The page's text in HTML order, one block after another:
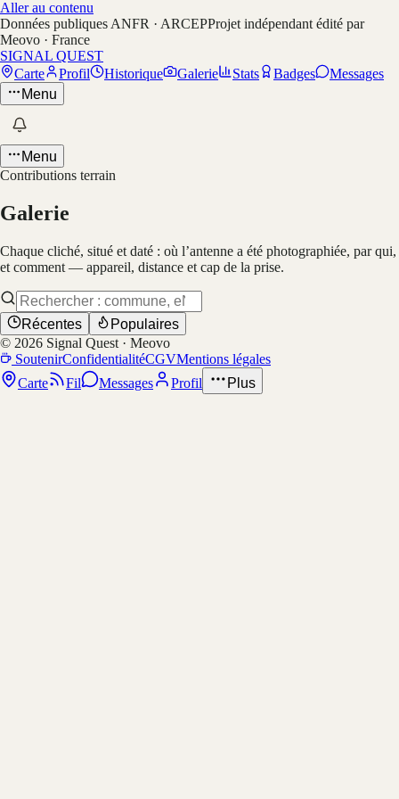
Aller au contenu
Données publiques ANFR · ARCEPProjet indépendant édité par
Meovo · France
SIGNAL QUEST
Carte
Profil Historique Galerie Stats Badges
Messages
Menu
Menu
Contributions terrain
Galerie
Chaque cliché, situé et daté : où l’antenne a été photographiée, par qui,
et comment — appareil, distance et cap de la prise.
Récentes
Populaires
© 2026 Signal Quest · Meovo
SoutenirConfidentialitéCGVMentions légales
Carte
Fil Messages Profil Plus